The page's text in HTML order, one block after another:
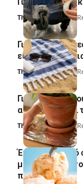
Γιατί το κάνουν
Thali Ombre4 Min
Γιατί οι
είναι μόνο για
Thali Ombre5 Min
Γιατί βάζουν
απλό κόλπο και
Thali Ombre4 Min
Έτοιμο παγωτό
μετατρέψετε
παγωτομηχανή